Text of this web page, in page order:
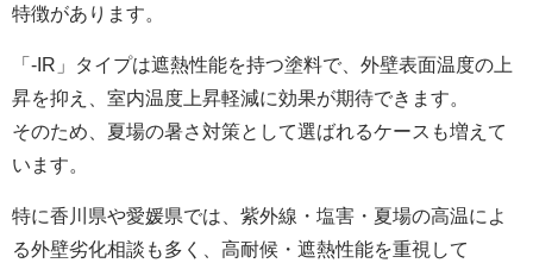
特徴があります。
「-IR」タイプは遮熱性能を持つ塗料で、外壁表面温度の上
昇を抑え、室内温度上昇軽減に効果が期待できます。
そのため、夏場の暑さ対策として選ばれるケースも増えて
います。
特に香川県や愛媛県では、紫外線・塩害・夏場の高温によ
る外壁劣化相談も多く、高耐候・遮熱性能を重視して